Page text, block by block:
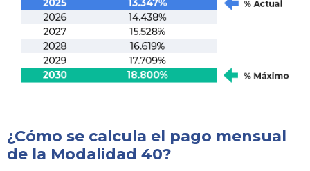
¿Cómo se calcula el pago mensual
de la Modalidad 40?